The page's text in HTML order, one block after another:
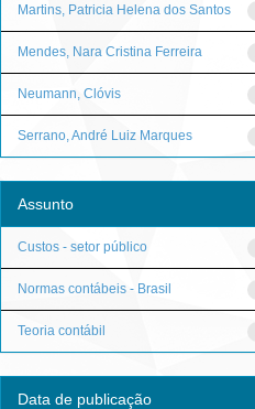
Martins, Patricia Helena dos Santos
Mendes, Nara Cristina Ferreira
Neumann, Clóvis
Serrano, André Luiz Marques
Assunto
Custos - setor público
Normas contábeis - Brasil
Teoria contábil
Data de publicação